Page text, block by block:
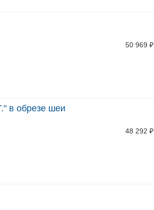
50 969 ₽
в обрезе шеи
48 292 ₽